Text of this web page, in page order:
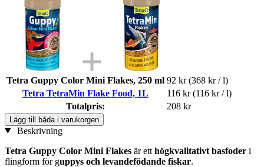
Tetra Guppy Color Mini Flakes, 250 ml 92 kr (368 kr / l)
Tetra TetraMin Flake Food, 1L
116 kr (116 kr / l)
Totalpris:
208 kr
Lägg till båda i varukorgen
Beskrivning
Tetra Guppy Color Mini Flakes är ett högkvalitativt basfoder i
flingform för guppys och levandefödande fiskar​​​​​​​.